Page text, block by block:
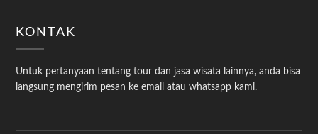
KONTAK
Untuk pertanyaan tentang tour dan jasa wisata lainnya, anda bisa
langsung mengirim pesan ke email atau whatsapp kami.